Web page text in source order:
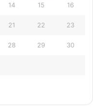
14 15 16
21 22 23
28 29 30